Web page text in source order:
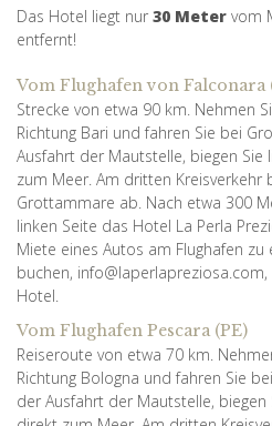
Das Hotel liegt nur 30 Meter vom
entfernt!
Vom Flughafen von Falconara
Strecke von etwa 90 km. Nehmen
Richtung Bari und fahren Sie bei
Ausfahrt der Mautstelle, biegen
zum Meer. Am dritten Kreisverkehr
Grottammare ab. Nach etwa 300
linken Seite das Hotel La Perla
Miete eines Autos am Flughafen zu
buchen,
Hotel.
Vom Flughafen Pescara (PE)
Reiseroute von etwa 70 km.
Richtung Bologna und fahren Sie
der Ausfahrt der Mautstelle, biegen